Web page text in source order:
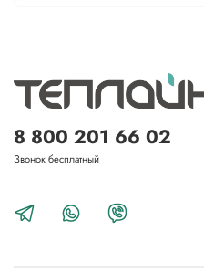
8 800 201 66 02
Звонок бесплатный